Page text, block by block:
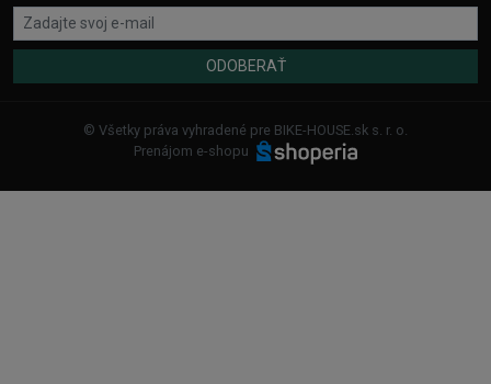
ODOBERAŤ
© Všetky práva vyhradené pre BIKE-HOUSE.sk s. r. o.
Prenájom e-shopu